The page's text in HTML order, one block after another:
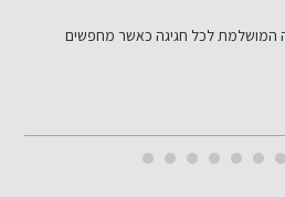
המושלמת לכל חגיגה כאשר מחפשים